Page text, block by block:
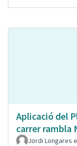
Aplicació del
carrer rambla
Jordi Longares